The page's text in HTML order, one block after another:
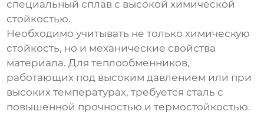
специальный сплав с высокой химической
стойкостью.
Необходимо учитывать не только химическую
стойкость, но и механические свойства
материала. Для теплообменников,
работающих под высоким давлением или при
высоких температурах, требуется сталь с
повышенной прочностью и термостойкостью.